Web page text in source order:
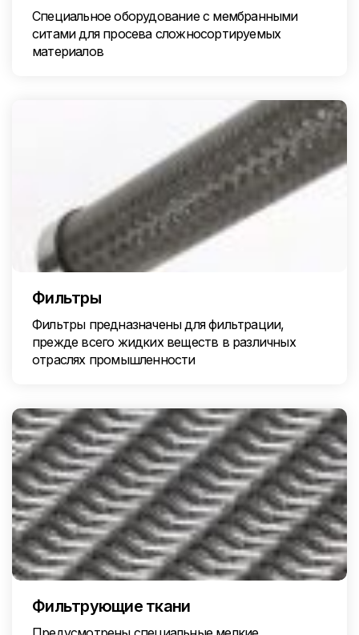
Специальное оборудование с мембранными
ситами для просева сложносортируемых
материалов
Фильтры
Фильтры предназначены для фильтрации,
прежде всего жидких веществ в различных
отраслях промышленности
Фильтрующие ткани